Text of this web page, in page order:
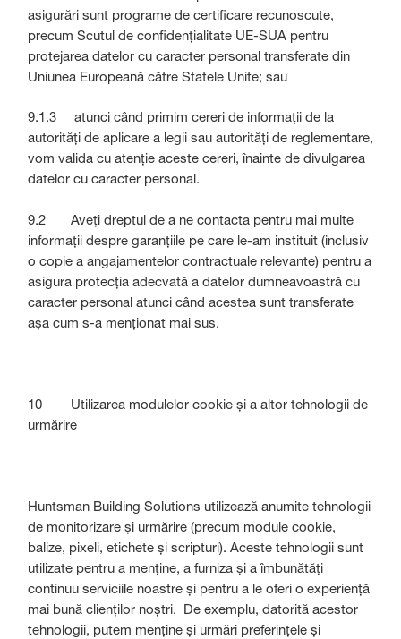
asigurări sunt programe de certificare recunoscute,
precum Scutul de confidențialitate UE-SUA pentru
protejarea datelor cu caracter personal transferate din
Uniunea Europeană către Statele Unite; sau
9.1.3 atunci când primim cereri de informații de la
autorități de aplicare a legii sau autorități de reglementare,
vom valida cu atenție aceste cereri, înainte de divulgarea
datelor cu caracter personal.
9.2 Aveți dreptul de a ne contacta pentru mai multe
informații despre garanțiile pe care le-am instituit (inclusiv
o copie a angajamentelor contractuale relevante) pentru a
asigura protecția adecvată a datelor dumneavoastră cu
caracter personal atunci când acestea sunt transferate
așa cum s-a menționat mai sus.
10 Utilizarea modulelor cookie și a altor tehnologii de
urmărire
Huntsman Building Solutions utilizează anumite tehnologii
de monitorizare și urmărire (precum module cookie,
balize, pixeli, etichete și scripturi). Aceste tehnologii sunt
utilizate pentru a menține, a furniza și a îmbunătăți
continuu serviciile noastre și pentru a le oferi o experiență
mai bună clienților noștri. De exemplu, datorită acestor
tehnologii, putem menține și urmări preferințele și